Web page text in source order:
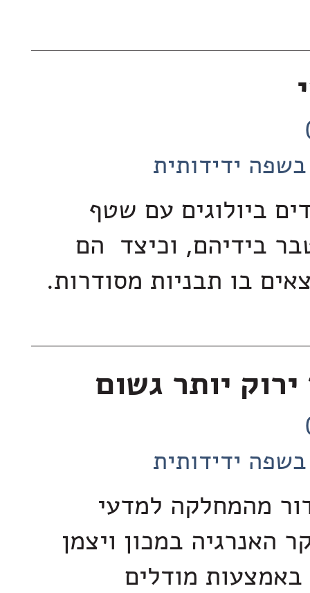
ידידותית
ביולוגים עם שטף
בידיהם, וכיצד הם
בו תבניות מסודרות.
יותר גשום
ידידותית
מהמחלקה למדעי
האנרגיה במכון ויצמן
מודלים